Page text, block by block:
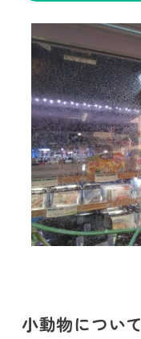
小動物について